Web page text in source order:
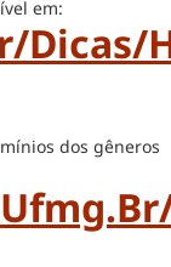
em:
dicas/
dos gêneros